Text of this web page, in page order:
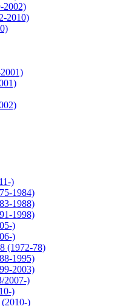
2002)
2010)
)
1984)
1988)
1998)
)
)
(1972-78)
1995)
2003)
2007-)
)
)